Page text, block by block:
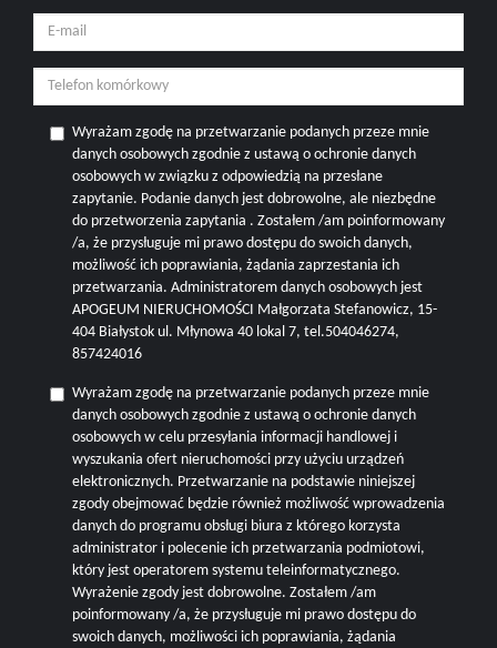
Wyrażam zgodę na przetwarzanie podanych przeze mnie
danych osobowych zgodnie z ustawą o ochronie danych
osobowych w związku z odpowiedzią na przesłane
zapytanie. Podanie danych jest dobrowolne, ale niezbędne
do przetworzenia zapytania . Zostałem /am poinformowany
/a, że przysługuje mi prawo dostępu do swoich danych,
możliwość ich poprawiania, żądania zaprzestania ich
przetwarzania. Administratorem danych osobowych jest
APOGEUM NIERUCHOMOŚCI Małgorzata Stefanowicz, 15-
404 Białystok ul. Młynowa 40 lokal 7, tel.504046274,
857424016
Wyrażam zgodę na przetwarzanie podanych przeze mnie
danych osobowych zgodnie z ustawą o ochronie danych
osobowych w celu przesyłania informacji handlowej i
wyszukania ofert nieruchomości przy użyciu urządzeń
elektronicznych. Przetwarzanie na podstawie niniejszej
zgody obejmować będzie również możliwość wprowadzenia
danych do programu obsługi biura z którego korzysta
administrator i polecenie ich przetwarzania podmiotowi,
który jest operatorem systemu teleinformatycznego.
Wyrażenie zgody jest dobrowolne. Zostałem /am
poinformowany /a, że przysługuje mi prawo dostępu do
swoich danych, możliwości ich poprawiania, żądania